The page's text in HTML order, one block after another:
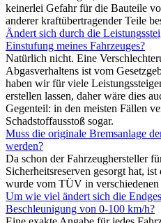
keinerlei Gefahr für die Bauteile
anderer kraftübertragender Teile
Ändert sich durch die
Einstufung meines Fahrzeuges?
Natürlich nicht. Eine
Abgasverhaltens ist vom
haben wir für viele
erstellen lassen, daher wäre dies
Gegenteil: in den meisten Fällen
Schadstoffausstoß sogar.
Muss die originale Bremsanlage
werden?
Da schon der Fahrzeughersteller
Sicherheitsreserven gesorgt hat,
wurde vom TÜV in verschiedenen
Um wie viel ändert sich die
Beschleunigung von 0-100 km/h?